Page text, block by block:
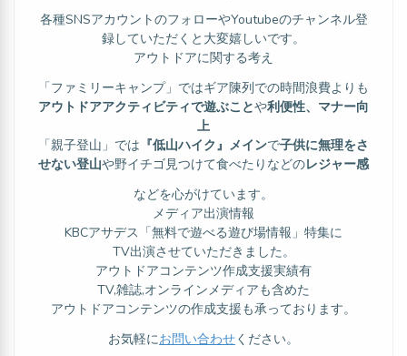
各種SNSアカウントのフォローやYoutubeのチャンネル登
録していただくと大変嬉しいです。
アウトドアに関する考え
「ファミリーキャンプ」ではギア陳列での時間浪費よりも
アウトドアアクティビティで遊ぶことや利便性、マナー向
上
「親子登山」では 『低山ハイク』メインで子供に無理をさ
せない登山や野イチゴ見つけて食べたりなどのレジャー感
などを心がけています。
メディア出演情報
KBCアサデス「無料で遊べる遊び場情報」特集に
TV出演させていただきました。
アウトドアコンテンツ作成支援実績有
TV,雑誌,オンラインメディアも含めた
アウトドアコンテンツの作成支援も承っております。
お気軽にお問い合わせください。